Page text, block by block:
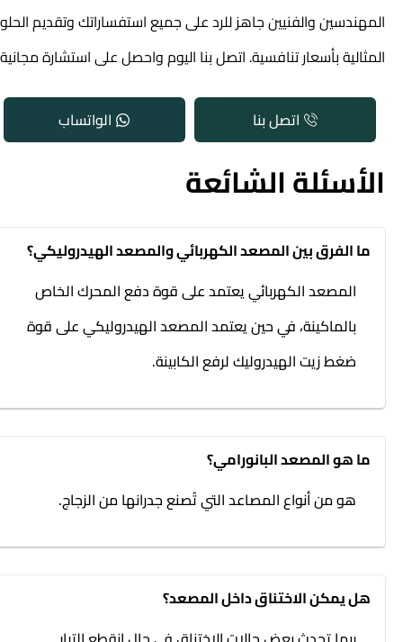
المهندسين والفنيين جاهز للرد على جميع استفساراتك وتقديم الحلول
المثالية بأسعار تنافسية. اتصل بنا اليوم واحصل على استشارة مجانية!
اتصل بنا الواتساب
الأسئلة الشائعة
ما الفرق بين المصعد الكهربائي والمصعد الهيدروليكي؟
المصعد الكهربائي يعتمد على قوة دفع المحرك الخاص
بالماكينة، في حين يعتمد المصعد الهيدروليكي على قوة
ضغط زيت الهيدروليك لرفع الكابينة.
ما هو المصعد البانورامي؟
هو من أنواع المصاعد التي تُصنع جدرانها من الزجاج.
هل يمكن الاختناق داخل المصعد؟